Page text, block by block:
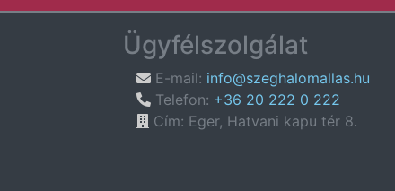
Ügyfélszolgálat
E-mail: info@szeghalomallas.hu
Telefon: +36 20 222 0 222
Cím: Eger, Hatvani kapu tér 8.